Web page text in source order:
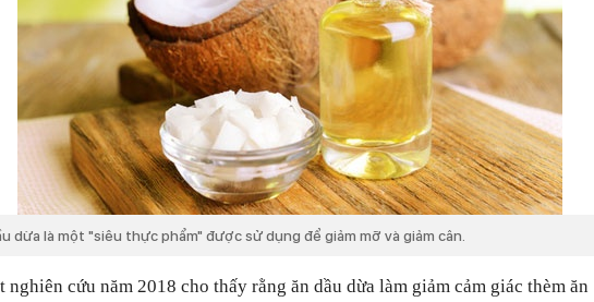
dừa là một "siêu thực phẩm" được sử dụng để giảm mỡ và giảm cân.
nghiên cứu năm 2018 cho thấy rằng ăn dầu dừa làm giảm cảm giác thèm ăn